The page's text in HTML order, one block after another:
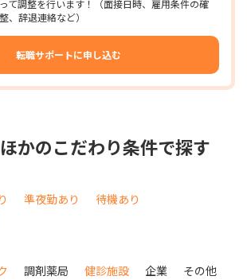
て調整を行います！（面接日時、雇用条件の確
、辞退連絡など）
転職サポートに申し込む
かのこだわり条件で探す
準夜勤あり
待機あり
調剤薬局 健診施設 企業 その他